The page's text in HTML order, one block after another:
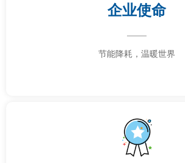
企业使命
——
节能降耗，温暖世界